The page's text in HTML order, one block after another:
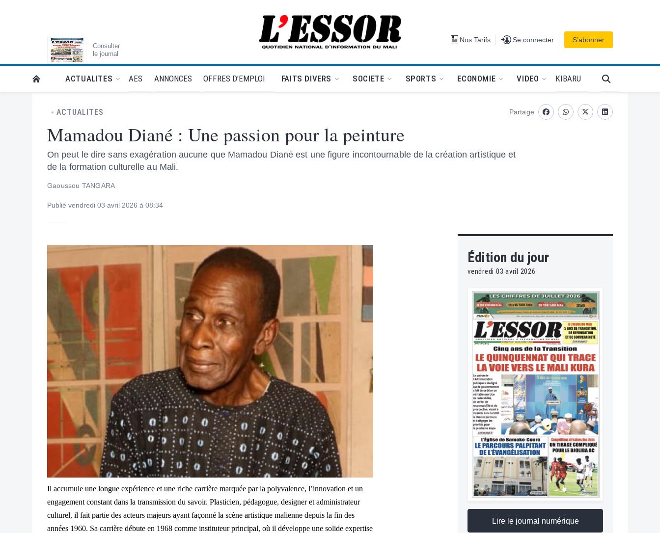
Consulter
le journal
L'Essor - retour à la une Nos Tarifs Se connecter
Se connecter S’abonner
RETOUR À LA PAGE D’ACCUEIL DE L'ESSOR
ACTUALITES AES ANNONCES OFFRES D'EMPLOI FAITS DIVERS SOCIETE SPORTS ECONOMIE VIDEO KIBARU
ACTUALITES
Mamadou Diané : Une passion pour la peinture
On peut le dire sans exagération aucune que Mamadou Diané est une figure incontournable de la création artistique et
de la formation culturelle au Mali.
Gaoussou TANGARA
Publié vendredi 03 avril 2026 à 08:34
Partage
FacebookwhatsappTwitterLinkedin
Il accumule une longue expérience et une riche carrière marquée par la polyvalence, l’innovation et un
engagement constant dans la transmission du savoir. Plasticien, pédagogue, designer et administrateur
culturel, il fait partie des acteurs majeurs ayant façonné la scène artistique malienne depuis la fin des
années 1960. Sa carrière débute en 1968 comme instituteur principal, où il développe une solide expertise
Édition du jour
vendredi 03 avril 2026
Lire le journal numérique